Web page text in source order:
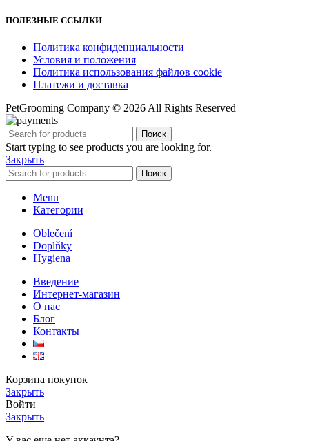
ПОЛЕЗНЫЕ ССЫЛКИ
Политика конфиденциальности
Условия и положения
Политика использования файлов cookie
Платежи и доставка
PetGrooming Company © 2026 All Rights Reserved
Поиск
Start typing to see products you are looking for.
Закрыть
Поиск
Menu
Категории
Oblečení
Doplňky
Hygiena
Введение
Интернет-магазин
О нас
Блог
Контакты
Корзина покупок
Закрыть
Войти
Закрыть